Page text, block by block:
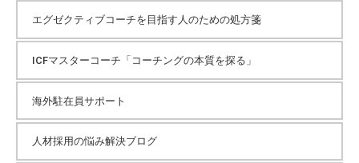
エグゼクティブコーチを目指す人のための処方箋
ICFマスターコーチ「コーチングの本質を探る」
海外駐在員サポート
人材採用の悩み解決ブログ